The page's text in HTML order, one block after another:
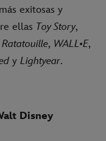
exitosas y
ellas Toy Story,
Ratatouille, WALL•E,
y Lightyear.
Disney